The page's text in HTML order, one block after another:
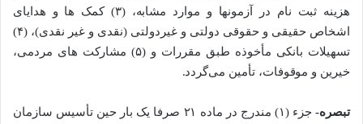
هزینه ثبت نام در آزمون­ها و موارد مشابه، (۳) کمک­ ها و هدایای
اشخاص حقیقی و حقوقی دولتی و غیردولتی (نقدی و غیر نقدی)، (۴)
تسهیلات بانکی مأخوذه طبق مقررات و (۵) مشارکت های مردمی،
خیرین و موقوفات، تأمین می‌گردد.
تبصره-
جزء (۱) مندرج در ماده ۲۱ صرفا یک ­بار حین تأسیس سازمان